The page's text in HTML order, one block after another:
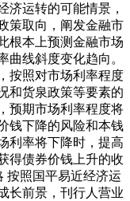
济运转的可能情景，
策取向，阐发金融市
根本上预测金融市场
曲线斜度变化趋向。
按照对市场利率程度
和货泉政策等要素的
预期市场利率程度将
钱下降的风险和本钱
利率将下降时，提高
得债券价钱上升的收
按照国平易近经济运
长前景，刊行人营业